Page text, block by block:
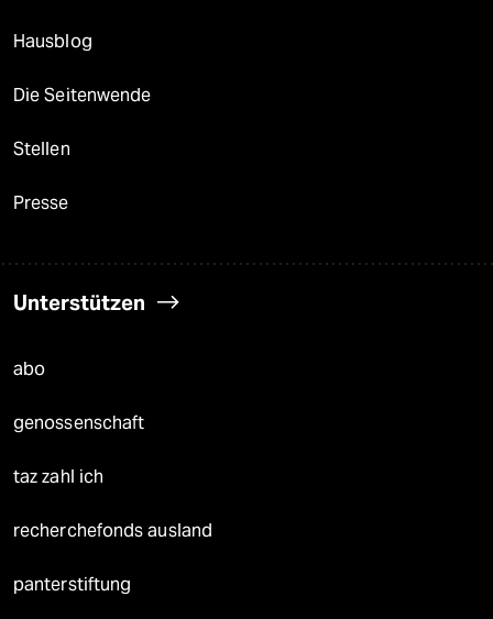
Hausblog
Die Seitenwende
Stellen
Presse
Unterstützen
abo
genossenschaft
taz zahl ich
recherchefonds ausland
panterstiftung